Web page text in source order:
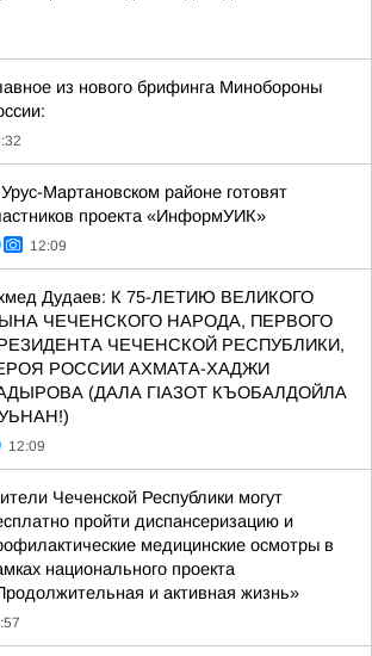
из нового брифинга Минобороны
Мартановском районе готовят
проекта «ИнформУИК»
12:09
Дудаев: К 75-ЛЕТИЮ ВЕЛИКОГО
ЧЕЧЕНСКОГО НАРОДА, ПЕРВОГО
ЧЕЧЕНСКОЙ РЕСПУБЛИКИ,
РОССИИ АХМАТА-ХАДЖИ
(ДАЛА ГIАЗОТ КЪОБАЛДОЙЛА
12:09
Чеченской Республики могут
пройти диспансеризацию и
медицинские осмотры в
национального проекта
и активная жизнь»